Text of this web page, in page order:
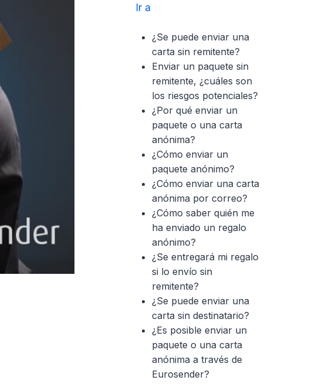
Ir a
¿Se puede enviar una
carta sin remitente?
Enviar un paquete sin
remitente, ¿cuáles son
los riesgos potenciales?
¿Por qué enviar un
paquete o una carta
anónima?
¿Cómo enviar un
paquete anónimo?
¿Cómo enviar una carta
anónima por correo?
¿Cómo saber quién me
ha enviado un regalo
anónimo?
¿Se entregará mi regalo
si lo envío sin
remitente?
¿Se puede enviar una
carta sin destinatario?
¿Es posible enviar un
paquete o una carta
anónima a través de
Eurosender?